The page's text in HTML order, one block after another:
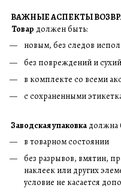
ВАЖНЫЕ АСПЕКТЫ
Товар должен быть:
новым, без следов
без повреждений и сухий
в комплекте со всеми
с сохраненными
Заводская упаковка должна
в товарном состоянии
без разрывов, вмятин,
наклеек или других
условие не касается